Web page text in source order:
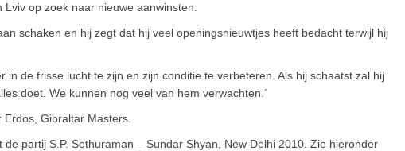
op zoek naar nieuwe aanwinsten.
schaken en hij zegt dat hij veel openingsnieuwtjes heeft bedacht terwijl hij
in de frisse lucht te zijn en zijn conditie te verbeteren. Als hij schaatst zal hij
doet. We kunnen nog veel van hem verwachten.´
Gibraltar Masters.
partij S.P. Sethuraman – Sundar Shyan, New Delhi 2010. Zie hieronder